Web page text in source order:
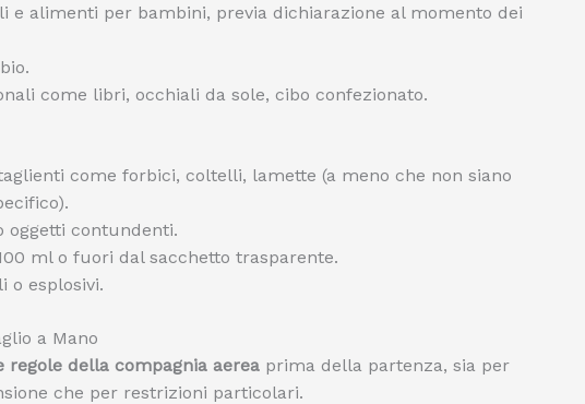
e alimenti per bambini, previa dichiarazione al momento dei
come libri, occhiali da sole, cibo confezionato.
come forbici, coltelli, lamette (a meno che non siano
oggetti contundenti.
ml o fuori dal sacchetto trasparente.
o esplosivi.
a Mano
regole della compagnia aerea prima della partenza, sia per
che per restrizioni particolari.